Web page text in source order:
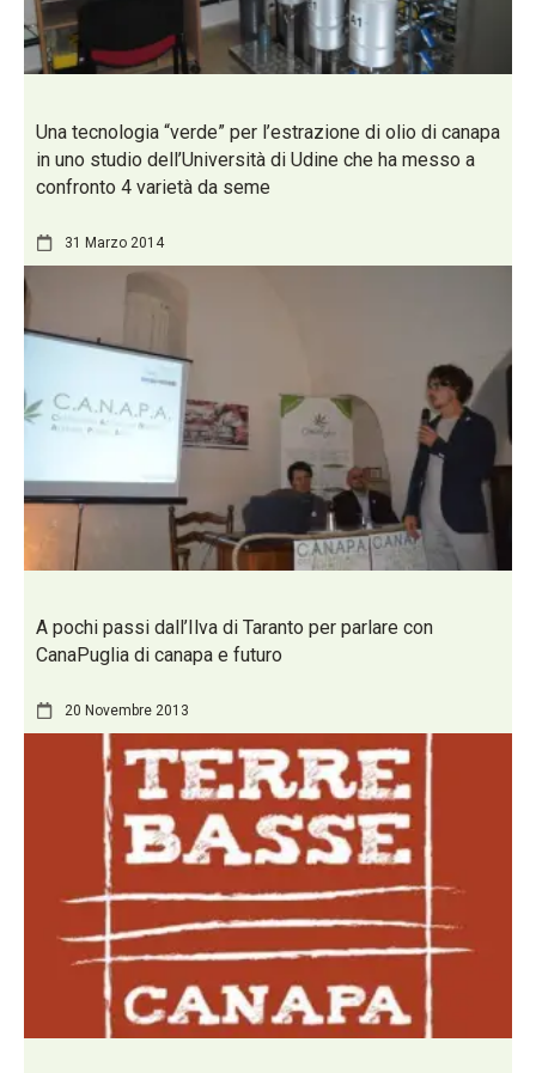
Una tecnologia “verde” per l’estrazione di olio di canapa
in uno studio dell’Università di Udine che ha messo a
confronto 4 varietà da seme
31 Marzo 2014
A pochi passi dall’Ilva di Taranto per parlare con
CanaPuglia di canapa e futuro
20 Novembre 2013